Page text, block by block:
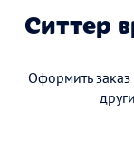
Ситтер
Оформить заказ